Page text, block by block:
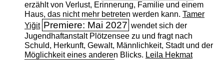
erzählt von Verlust, Erinnerung, Familie und einem
Haus, das nicht mehr betreten werden kann. Tamer
Yiğit Premiere: Mai 2027 wendet sich der
Jugendhaftanstalt Plötzensee zu und fragt nach
Schuld, Herkunft, Gewalt, Männlichkeit, Stadt und der
Möglichkeit eines anderen Blicks. Leila Hekmat